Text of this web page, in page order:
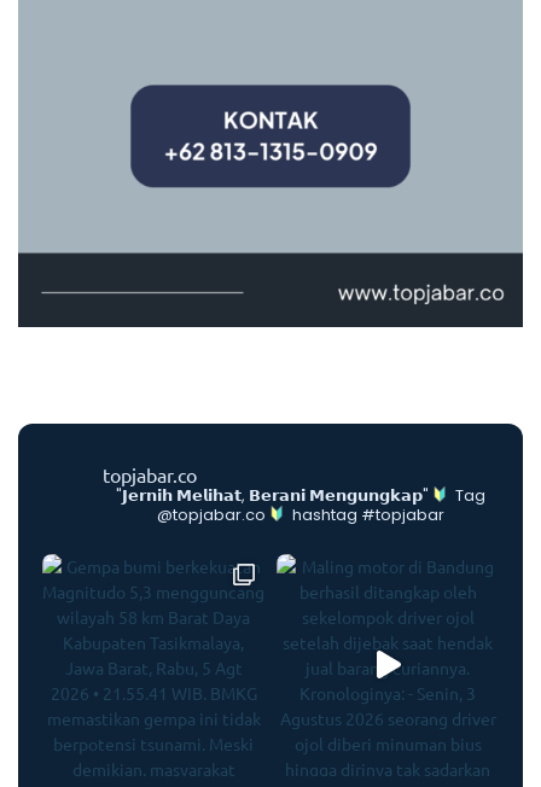
topjabar.co
"𝗝𝗲𝗿𝗻𝗶𝗵 𝗠𝗲𝗹𝗶𝗵𝗮𝘁, 𝗕𝗲𝗿𝗮𝗻𝗶 𝗠𝗲𝗻𝗴𝘂𝗻𝗴𝗸𝗮𝗽"
Tag
@topjabar.co
hashtag #topjabar